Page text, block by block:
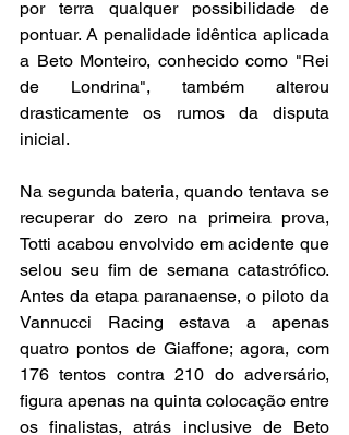
por terra qualquer possibilidade de
pontuar. A penalidade idêntica aplicada
a Beto Monteiro, conhecido como "Rei
de Londrina", também alterou
drasticamente os rumos da disputa
inicial.
Na segunda bateria, quando tentava se
recuperar do zero na primeira prova,
Totti acabou envolvido em acidente que
selou seu fim de semana catastrófico.
Antes da etapa paranaense, o piloto da
Vannucci Racing estava a apenas
quatro pontos de Giaffone; agora, com
176 tentos contra 210 do adversário,
figura apenas na quinta colocação entre
os finalistas, atrás inclusive de Beto